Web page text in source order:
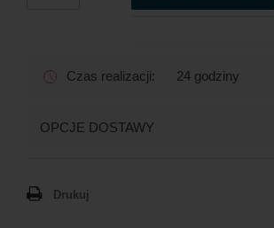
Czas realizacji: 24 godziny
OPCJE DOSTAWY
Drukuj